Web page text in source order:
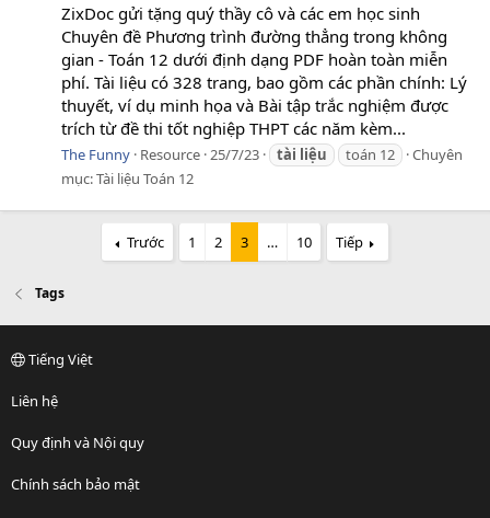
ZixDoc gửi tặng quý thầy cô và các em học sinh
Chuyên đề Phương trình đường thẳng trong không
gian - Toán 12 dưới định dạng PDF hoàn toàn miễn
phí. Tài liệu có 328 trang, bao gồm các phần chính: Lý
thuyết, ví dụ minh họa và Bài tập trắc nghiệm được
trích từ đề thi tốt nghiệp THPT các năm kèm...
The Funny Resource 25/7/23 tài liệu toán 12
Chuyên
mục:Tài liệu Toán 12
Trước 1 2 3 … 10 Tiếp
Tags
Tiếng Việt
Liên hệ
Quy định và Nội quy
Chính sách bảo mật